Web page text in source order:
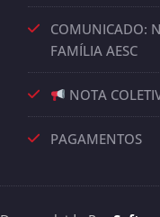
COMUNICADO:
FAMÍLIA AESC
NOTA
PAGAMENTOS